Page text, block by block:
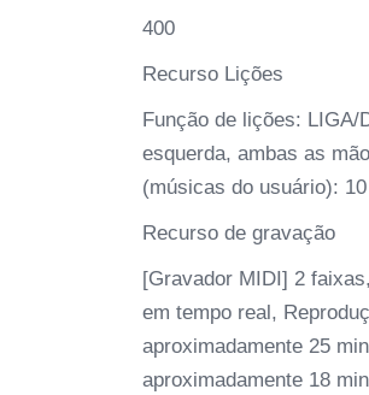
400
Recurso Lições
Função de lições:
esquerda, ambas as
(músicas do usuário):
Recurso de gravação
[Gravador MIDI] 2
em tempo real,
aproximadamente 25
aproximadamente 18